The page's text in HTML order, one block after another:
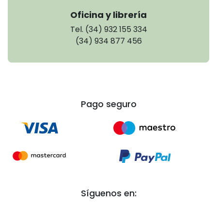
Oficina y librería
Tel. (34) 932 155 334
(34) 934 877 456
Pago seguro
Síguenos en: